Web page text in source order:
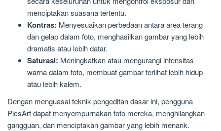
menciptakan suasana tertentu.
Kontras: Menyesuaikan perbedaan antara area terang
dan gelap dalam foto, menghasilkan gambar yang lebih
dramatis atau lebih datar.
Saturasi: Meningkatkan atau mengurangi intensitas
warna dalam foto, membuat gambar terlihat lebih hidup
atau lebih kalem.
Dengan menguasai teknik pengeditan dasar ini, pengguna
PicsArt dapat menyempurnakan foto mereka, menghilangkan
gangguan, dan menciptakan gambar yang lebih menarik.